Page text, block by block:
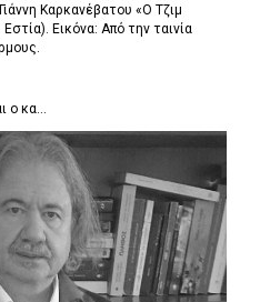
Καρκανέβατου «Ο Τζιμ
Εικόνα: Από την ταινία
ο κα...